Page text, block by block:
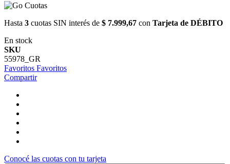
Hasta 3 cuotas SIN interés de $ 7.999,67 con Tarjeta de DÉBITO
En stock
SKU
55978_GR
Favoritos Favoritos
Compartir
Conocé las cuotas con tu tarjeta